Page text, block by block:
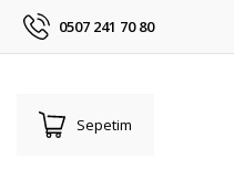
0507 241 70 80
Sepetim